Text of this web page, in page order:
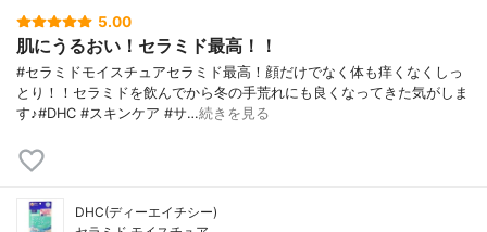
5.00
肌にうるおい！セラミド最高！！
#セラミドモイスチュアセラミド最高！顔だけでなく体も痒くなくしっ
とり！！セラミドを飲んでから冬の手荒れにも良くなってきた気がしま
す♪#DHC #スキンケア #サ…続きを見る
DHC(ディーエイチシー)